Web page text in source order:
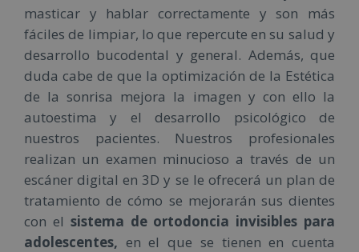
masticar y hablar correctamente y son más
fáciles de limpiar, lo que repercute en su salud y
desarrollo bucodental y general. Además, que
duda cabe de que la optimización de la Estética
de la sonrisa mejora la imagen y con ello la
autoestima y el desarrollo psicológico de
nuestros pacientes. Nuestros profesionales
realizan un examen minucioso a través de un
escáner digital en 3D y se le ofrecerá un plan de
tratamiento de cómo se mejorarán sus dientes
con el sistema de ortodoncia invisibles para
adolescentes, en el que se tienen en cuenta